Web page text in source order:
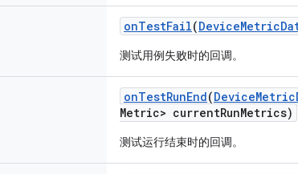
onTestFail(DeviceMetric
测试用例失败时的回调。
onTestRunEnd(DeviceMetric
Metric> currentRunMetrics)
测试运行结束时的回调。